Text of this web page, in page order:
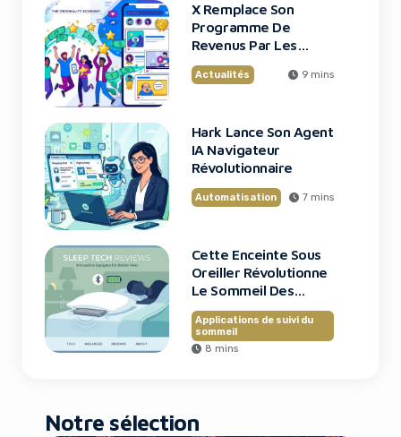
X Remplace Son
Programme De
Revenus Par Les
Original Content
Rewards
Actualités 9 mins
Hark Lance Son Agent
IA Navigateur
Révolutionnaire
Automatisation 7 mins
Cette Enceinte Sous
Oreiller Révolutionne
Le Sommeil Des
Entrepreneurs
Applications de suivi du
sommeil
8 mins
Notre sélection